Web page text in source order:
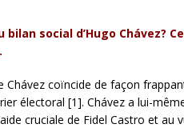
bilan social d’Hugo
Chávez coïncide de façon
électoral [1]. Chávez a lui-
cruciale de Fidel Castro et